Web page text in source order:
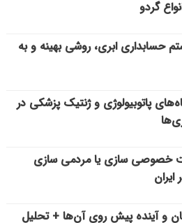
گردو
حسابداری ابری، روشی بهینه و به
پاتوبیولوژی و ژنتیک پزشکی در
خصوصی سازی یا مردمی سازی
و آینده پیش روی آن‌ها + تحلیل